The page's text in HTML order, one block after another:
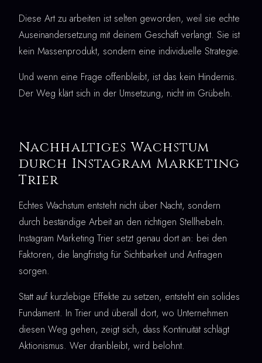
Diese Art zu arbeiten ist selten geworden, weil sie echte
Auseinandersetzung mit deinem Geschäft verlangt. Sie ist
kein Massenprodukt, sondern eine individuelle Strategie.
Und wenn eine Frage offenbleibt, ist das kein Hindernis.
Der Weg klärt sich in der Umsetzung, nicht im Grübeln.
Nachhaltiges Wachstum
durch Instagram Marketing
Trier
Echtes Wachstum entsteht nicht über Nacht, sondern
durch beständige Arbeit an den richtigen Stellhebeln.
Instagram Marketing Trier setzt genau dort an: bei den
Faktoren, die langfristig für Sichtbarkeit und Anfragen
sorgen.
Statt auf kurzlebige Effekte zu setzen, entsteht ein solides
Fundament. In Trier und überall dort, wo Unternehmen
diesen Weg gehen, zeigt sich, dass Kontinuität schlägt
Aktionismus. Wer dranbleibt, wird belohnt.